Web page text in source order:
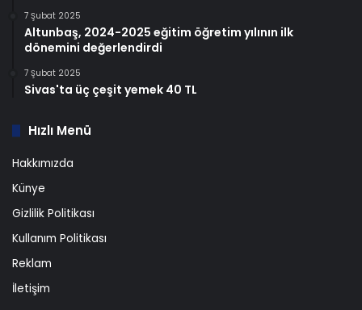
7 Şubat 2025
Altunbaş, 2024-2025 eğitim öğretim yılının ilk
dönemini değerlendirdi
7 Şubat 2025
Sivas'ta üç çeşit yemek 40 TL
Hızlı Menü
Hakkımızda
Künye
Gizlilik Politikası
Kullanım Politikası
Reklam
İletişim